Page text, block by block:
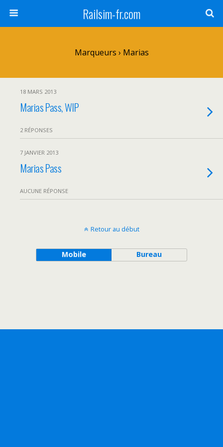
Railsim-fr.com
Marqueurs › Marias
18 MARS 2013
Marias Pass, WIP
2 RÉPONSES
7 JANVIER 2013
Marias Pass
AUCUNE RÉPONSE
Retour au début
Mobile Bureau